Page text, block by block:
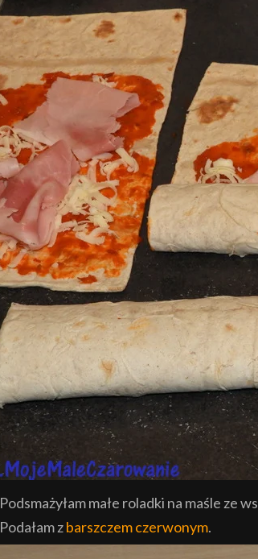
Podsmażyłam małe roladki na maśle ze
Podałam zbarszczem czerwonym.